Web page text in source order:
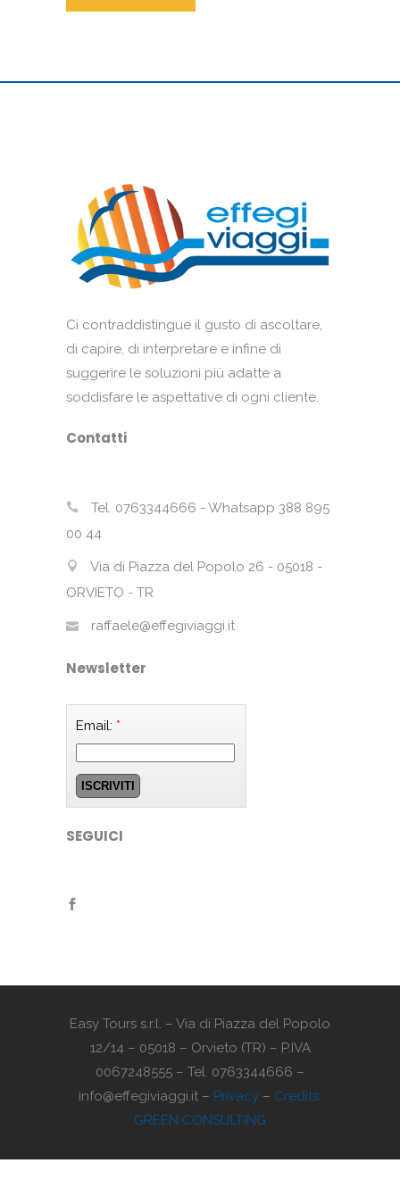
Ci contraddistingue il gusto di ascoltare,
di capire, di interpretare e infine di
suggerire le soluzioni più adatte a
soddisfare le aspettative di ogni cliente.
Contatti
Tel. 0763344666 - Whatsapp 388 895
00 44
Via di Piazza del Popolo 26 - 05018 -
ORVIETO - TR
raffaele@effegiviaggi.it
Newsletter
Email: *
SEGUICI
Easy Tours s.r.l. – Via di Piazza del Popolo
12/14 – 05018 – Orvieto (TR) – P.IVA
0067248555 – Tel. 0763344666 –
info@effegiviaggi.it – Privacy – Credits:
GREEN CONSULTING